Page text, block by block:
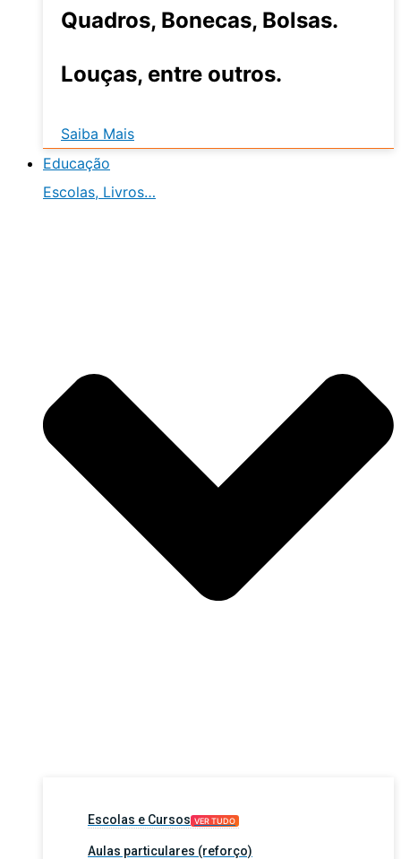
Quadros, Bonecas, Bolsas.
Louças, entre outros.
Saiba Mais
Educação
Escolas, Livros…
Escolas e Cursos VER TUDO
Aulas particulares (reforço)